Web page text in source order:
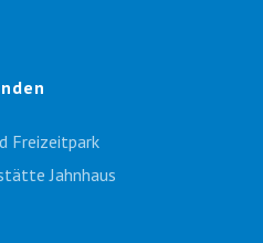
Freizeitpark
Jahnhaus